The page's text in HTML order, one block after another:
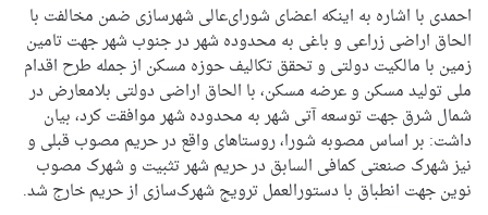
احمدی با اشاره به اینکه اعضای شورای‌عالی شهرسازی ضمن مخالفت با
الحاق اراضی زراعی و باغی به محدوده شهر در جنوب شهر جهت تامین
زمین با مالکیت دولتی و تحقق تکالیف حوزه مسکن از جمله طرح اقدام
ملی تولید مسکن و عرضه مسکن، با الحاق اراضی دولتی بلامعارض در
شمال شرق جهت توسعه آتی شهر به محدوده شهر موافقت کرد، بیان
داشت: بر اساس مصوبه شورا، روستاهای واقع در حریم مصوب قبلی و
نیز شهرک صنعتی کمافی السابق در حریم شهر تثبیت و شهرک مصوب
نوین جهت انطباق با دستورالعمل ترویج شهرک‌سازی از حریم خارج شد.